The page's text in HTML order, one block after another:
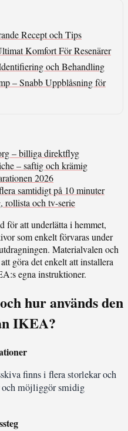
Recept och Tips
Komfort För Resenärer
och Behandling
– Snabb Uppblåsning för
– billiga direktflyg
– saftig och krämig
2026
samtidigt på 10 minuter
rollista och tv-serie
för att underlätta i hemmet,
som enkelt förvaras under
Materialvalen och
göra det enkelt att installera
egna instruktioner.
hur används den
IKEA?
finns i flera storlekar och
och möjliggör smidig